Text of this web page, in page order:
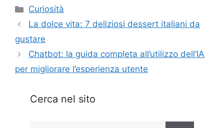
Categorie
Curiosità
La dolce vita: 7 deliziosi dessert italiani da
gustare
Chatbot: la guida completa all’utilizzo dell’IA
per migliorare l’esperienza utente
Cerca nel sito